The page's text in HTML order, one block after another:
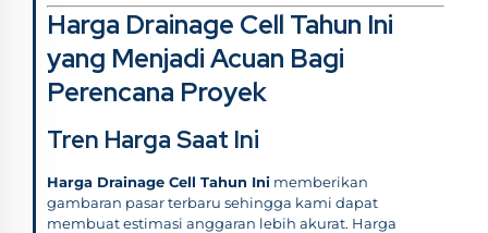
Harga Drainage Cell Tahun Ini
yang Menjadi Acuan Bagi
Perencana Proyek
Tren Harga Saat Ini
Harga Drainage Cell Tahun Ini memberikan
gambaran pasar terbaru sehingga kami dapat
membuat estimasi anggaran lebih akurat. Harga